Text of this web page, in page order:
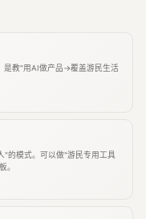
是教"用AI做产品→覆盖游民生活
"的模式。可以做"游民专用工具
。